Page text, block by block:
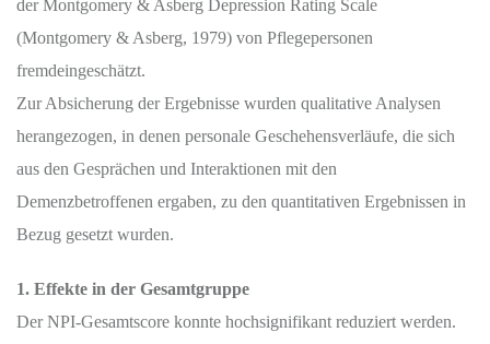
der Montgomery & Asberg Depression Rating Scale
(Montgomery & Asberg, 1979) von Pflegepersonen
fremdeingeschätzt.
Zur Absicherung der Ergebnisse wurden qualitative Analysen
herangezogen, in denen personale Geschehensverläufe, die sich
aus den Gesprächen und Interaktionen mit den
Demenzbetroffenen ergaben, zu den quantitativen Ergebnissen in
Bezug gesetzt wurden.
1. Effekte in der Gesamtgruppe
Der NPI-Gesamtscore konnte hochsignifikant reduziert werden.